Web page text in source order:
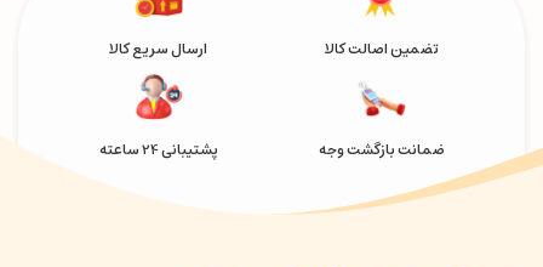
تضمین اصالت کالا ارسال سریع کالا
ضمانت بازگشت وجه پشتیبانی 24 ساعته